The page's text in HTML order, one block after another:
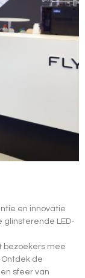
en innovatie
glinsterende LED-
bezoekers mee
de
sfeer van